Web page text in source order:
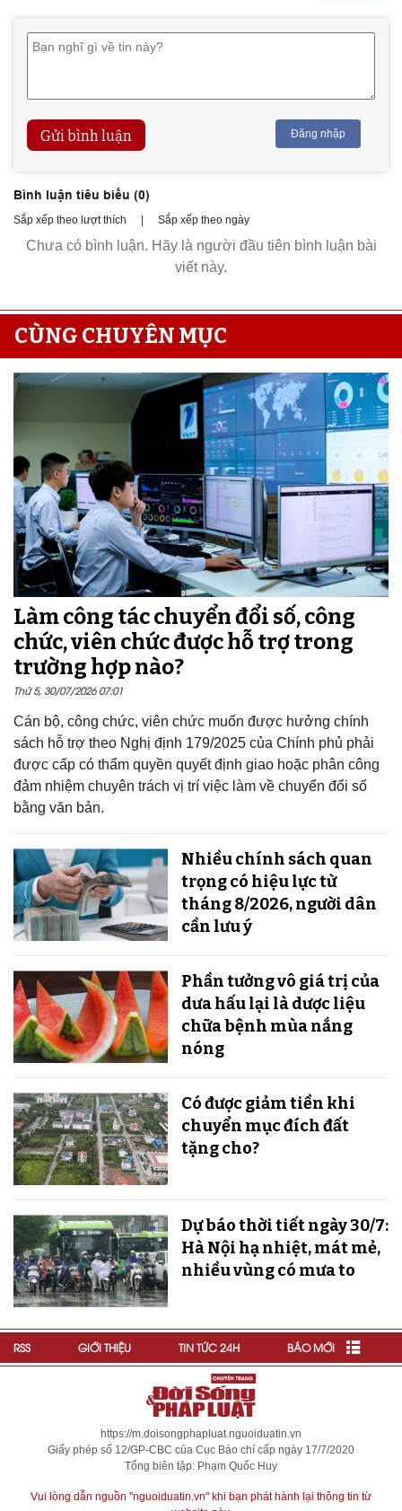
Gửi bình luận Đăng nhập
Bình luận tiêu biểu (0)
Sắp xếp theo lượt thích | Sắp xếp theo ngày
Chưa có bình luận. Hãy là người đầu tiên bình luận bài
viết này.
CÙNG CHUYÊN MỤC
Làm công tác chuyển đổi số, công
chức, viên chức được hỗ trợ trong
trường hợp nào?
Thứ 5, 30/07/2026 07:01
Cán bộ, công chức, viên chức muốn được hưởng chính
sách hỗ trợ theo Nghị định 179/2025 của Chính phủ phải
được cấp có thẩm quyền quyết định giao hoặc phân công
đảm nhiệm chuyên trách vị trí việc làm về chuyển đổi số
bằng văn bản.
Nhiều chính sách quan
trọng có hiệu lực từ
tháng 8/2026, người dân
cần lưu ý
Phần tưởng vô giá trị của
dưa hấu lại là dược liệu
chữa bệnh mùa nắng
nóng
Có được giảm tiền khi
chuyển mục đích đất
tặng cho?
Dự báo thời tiết ngày 30/7:
Hà Nội hạ nhiệt, mát mẻ,
nhiều vùng có mưa to
RSS GIỚI THIỆU TIN TỨC 24H BÁO MỚI
https://m.doisongphapluat.nguoiduatin.vn
Giấy phép số 12/GP-CBC của Cục Báo chí cấp ngày 17/7/2020
Tổng biên tập: Phạm Quốc Huy
Vui lòng dẫn nguồn "nguoiduatin.vn" khi bạn phát hành lại thông tin từ